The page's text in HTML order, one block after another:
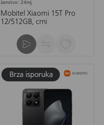
Jamstvo: 24mj.
Mobitel Xiaomi 15T Pro
12/512GB, crni